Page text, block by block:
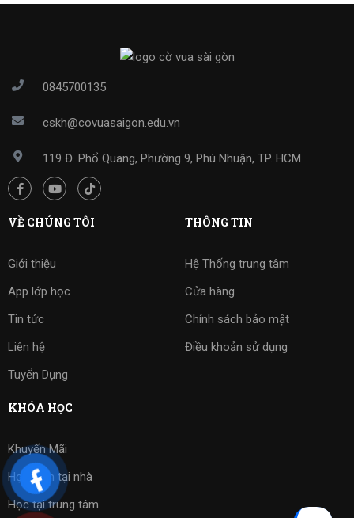
0845700135
cskh@covuasaigon.edu.vn
119 Đ. Phổ Quang, Phường 9, Phú Nhuận, TP. HCM
VỀ CHÚNG TÔI
Giới thiệu
App lớp học
Tin tức
Liên hệ
Tuyển Dụng
THÔNG TIN
Hệ Thống trung tâm
Cửa hàng
Chính sách bảo mật
Điều khoản sử dụng
KHÓA HỌC
Khuyến Mãi
Học kèm tại nhà
Học tại trung tâm